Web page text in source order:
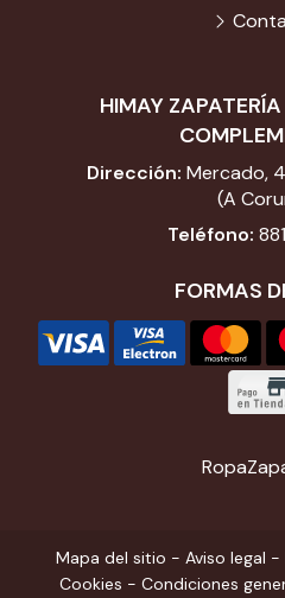
HIMAY
Dirección: Mercado,
(A
Teléfono:
FORMAS
Ropa
Mapa del sitio - Aviso legal -
Cookies - Condiciones